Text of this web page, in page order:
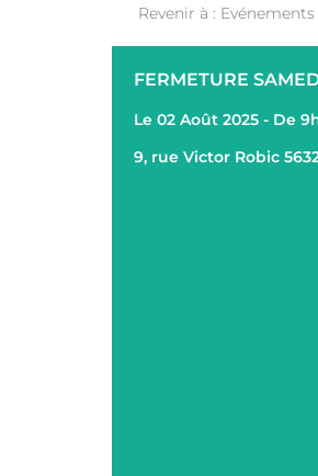
Revenir à : Evénements
FERMETURE
Le 02 Août 2025 - De
9, rue Victor Robic